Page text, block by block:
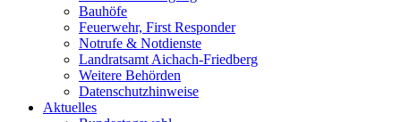
Bauhöfe
Feuerwehr, First Responder
Notrufe & Notdienste
Landratsamt Aichach-Friedberg
Weitere Behörden
Datenschutzhinweise
Aktuelles